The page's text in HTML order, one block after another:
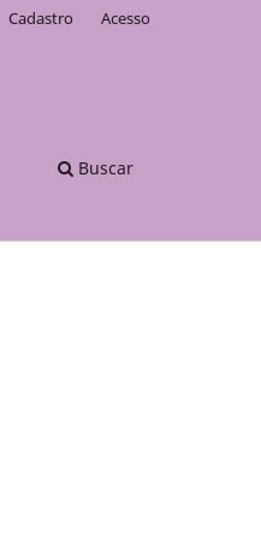
Buscar
Cadastro Acesso